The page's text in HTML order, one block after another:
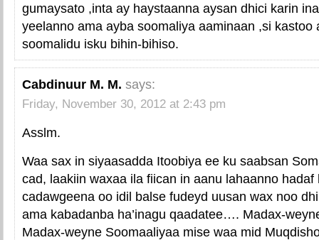
gumaysato ,inta ay haystaanna aysan dhici karin
yeelanno ama ayba soomaliya aaminaan ,si kastoo
soomalidu isku bihin-bihiso.
Cabdinuur M. M. says:
Friday, November 30, 2012 at 2:43 pm
Asslm.
Waa sax in siyaasadda Itoobiya ee ku saabsan
cad, laakiin waxaa ila fiican in aanu lahaanno hadaf
cadawgeena oo idil balse fudeyd uusan wax noo
ama kabadanba ha’inagu qaadatee…. Madax-
Madax-weyne Soomaaliyaa mise waa mid